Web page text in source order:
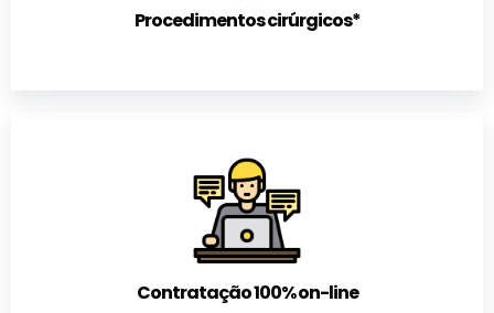
Procedimentos cirúrgicos*
Contratação 100% on-line